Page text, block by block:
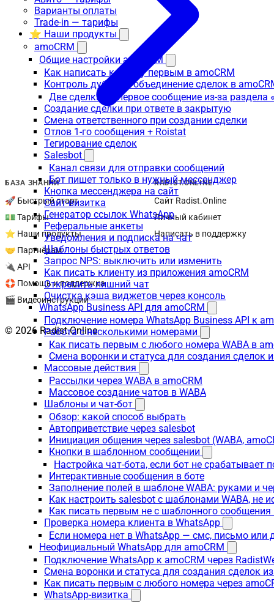
Варианты оплаты
Trade-in — тарифы
⭐ Наши продукты
amoCRM
Общие настройки amoCRM
Как написать клиенту первым в amoCRM
Контроль дублей и объединение сделок в
Две сделки на первое сообщение из-за раздела
Создание сделки при ответе в закрытую
Смена ответственного при создании сделки
Отлов 1-го сообщения + Roistat
Тегирование сделок
Salesbot
Канал связи для отправки сообщений
Бот пишет только в нужный мессенджер
Кнопка мессенджера на сайт
Сайт-визитка
Генератор ссылок WhatsApp
Реферальные анкеты
Уведомления и подписка на чат
Шаблоны быстрых ответов
Запрос NPS: выключить или изменить
Как писать клиенту из приложения amoCRM
Открепить лишний чат
Очистка кэша виджетов через консоль
WhatsApp Business API для amoCRM
Подключение номера WhatsApp Business API к
Работа с несколькими номерами
Как писать первым с любого номера WABA в
Смена воронки и статуса для создания сделок
Массовые действия
Рассылки через WABA в amoCRM
Массовое создание чатов в WABA
Шаблоны и чат-бот
Обзор: какой способ выбрать
Автоприветствие через salesbot
Инициация общения через salesbot (WABA,
Кнопки в шаблонном сообщении
Настройка чат-бота, если бот не срабатывает
Интерактивные сообщения в боте
Заполнение полей в шаблоне WABA: руками и
Как настроить salesbot с шаблонами WABA, не
Как писать первым не с шаблонного сообщения
Проверка номера клиента в WhatsApp
Если номера нет в WhatsApp — смс, письмо или
Неофициальный WhatsApp для amoCRM
Подключение WhatsApp к amoCRM через
Смена воронки и статуса для создания сделок
Как писать первым с любого номера через
WhatsApp-визитка
БАЗА ЗНАНИЙ
🚀 Быстрый старт
💵 Тарифы
⭐ Наши продукты
🤝 Партнёрам
🔌 API
🛟 Помощь и поддержка
🎬 Видеоинструкции
RADIST.ONLINE
Сайт Radist.Online
Личный кабинет
Написать в поддержку
© 2026 Radist.Online